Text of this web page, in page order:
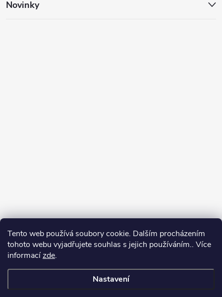
Tento web používá soubory cookie. Dalším procházením
tohoto webu vyjadřujete souhlas s jejich používáním.. Více
informacízde.
Nastavení
Novinky